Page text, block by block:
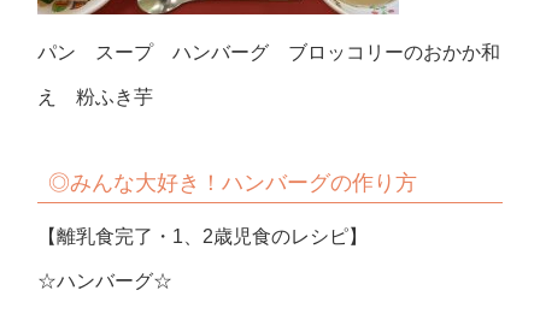
パン スープ ハンバーグ ブロッコリーのおかか和
え 粉ふき芋
◎みんな大好き！ハンバーグの作り方
【離乳食完了・1、2歳児食のレシピ】
☆ハンバーグ☆